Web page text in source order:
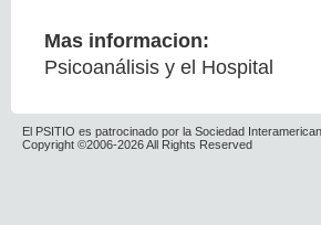
Mas informacion:
Psicoanálisis y el Hospital
El PSITIO es patrocinado por la Sociedad
Copyright ©2006-2026 All Rights Reserved